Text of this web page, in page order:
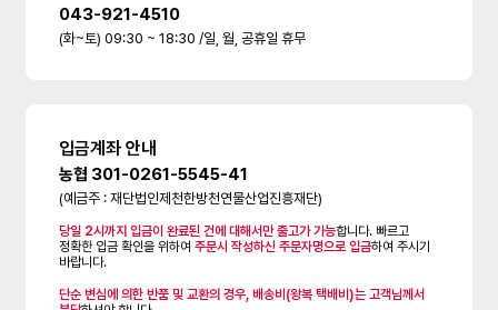
043-921-4510
(화~토) 09:30 ~ 18:30 /일, 월, 공휴일 휴무
입금계좌 안내
농협 301-0261-5545-41
(예금주 : 재단법인제천한방천연물산업진흥재단)
당일 2시까지 입금이 완료된 건에 대해서만 출고가 가능합니다. 빠르고
정확한 입금 확인을 위하여주문시 작성하신 주문자명으로 입금하여 주시기
바랍니다.
단순 변심에 의한 반품 및 교환의 경우, 배송비(왕복 택배비)는 고객님께서